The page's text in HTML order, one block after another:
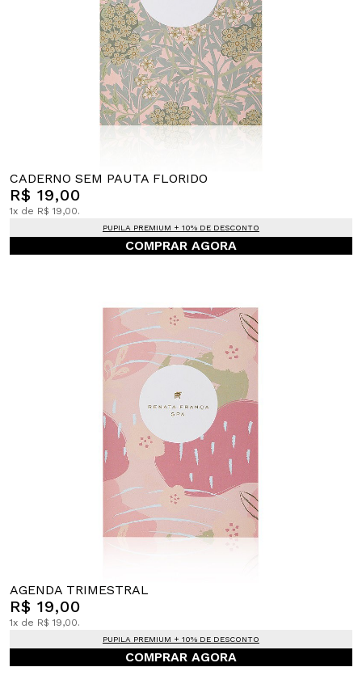
CADERNO SEM PAUTA FLORIDO
R$ 19,00
1x de R$ 19,00.
PUPILA PREMIUM + 10% DE DESCONTO
COMPRAR AGORA
AGENDA TRIMESTRAL
R$ 19,00
1x de R$ 19,00.
PUPILA PREMIUM + 10% DE DESCONTO
COMPRAR AGORA